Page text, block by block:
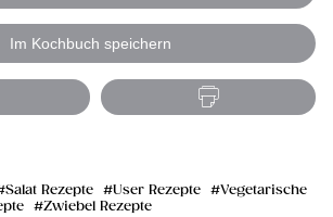
Im Kochbuch speichern
Salat Rezepte User Rezepte
Vegetarische
Zwiebel Rezepte